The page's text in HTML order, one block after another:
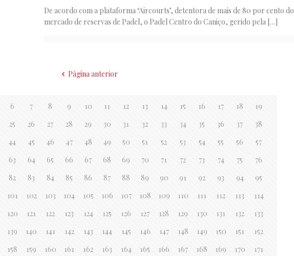
De acordo com a plataforma ‘Aircourts’, detentora de mais de 80 por cento do
mercado de reservas de Padel, o Padel Centro do Caniço, gerido pela […]
Página anterior
6 7 8 9 10 11 12 13 14 15 16 17 18
19
25 26 27 28 29 30 31 32 33 34 35 36 37
38
44 45 46 47 48 49 50 51 52 53 54 55 56
57
63 64 65 66 67 68 69 70 71 72 73 74 75
76
82 83 84 85 86 87 88 89 90 91 92 93 94
95
101 102 103 104 105 106 107 108 109 110 111 112 113
114
120 121 122 123 124 125 126 127 128 129 130 131 132
133
139 140 141 142 143 144 145 146 147 148 149 150 151
152
158 159 160 161 162 163 164 165 166 167 168 169 170
171